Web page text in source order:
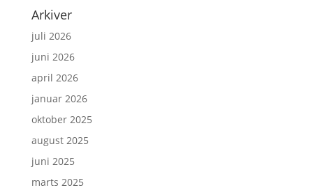
Arkiver
juli 2026
juni 2026
april 2026
januar 2026
oktober 2025
august 2025
juni 2025
marts 2025